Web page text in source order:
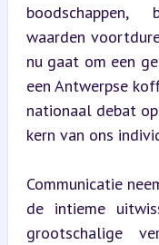
boodschappen,
waarden
nu gaat om een
een Antwerpse
nationaal debat
kern van ons
Communicatie
de intieme
grootschalige